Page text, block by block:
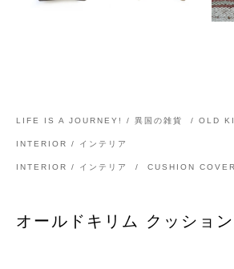
LIFE IS A JOURNEY! / 異国の雑貨 / OLD
INTERIOR / インテリア
INTERIOR / インテリア / CUSHION
オールドキリム クッショ